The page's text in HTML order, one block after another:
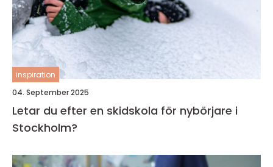
inspiration
04. September 2025
Letar du efter en skidskola för nybörjare i
Stockholm?